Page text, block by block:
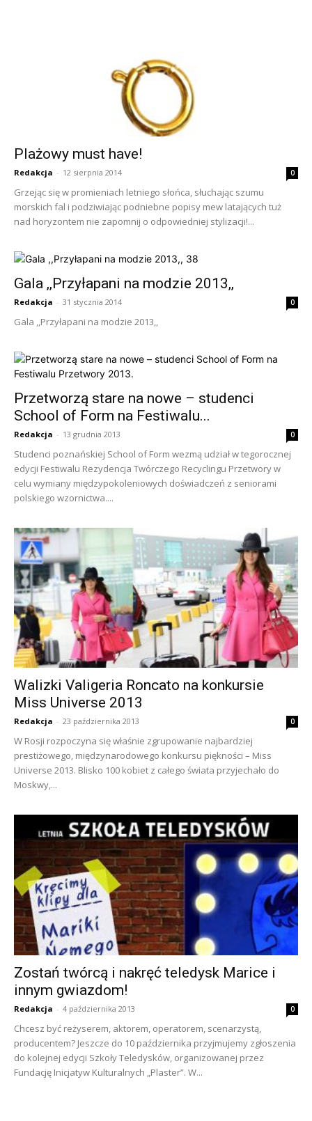
Plażowy must have!
Redakcja - 12 sierpnia 2014 0
Grzejąc się w promieniach letniego słońca, słuchając szumu
morskich fal i podziwiając podniebne popisy mew latających tuż
nad horyzontem nie zapomnij o odpowiedniej stylizacji!...
Gala ,,Przyłapani na modzie 2013,,
Redakcja - 31 stycznia 2014 0
Gala ,,Przyłapani na modzie 2013,,
Przetworzą stare na nowe – studenci
School of Form na Festiwalu...
Redakcja - 13 grudnia 2013 0
Studenci poznańskiej School of Form wezmą udział w tegorocznej
edycji Festiwalu Rezydencja Twórczego Recyclingu Przetwory w
celu wymiany międzypokoleniowych doświadczeń z seniorami
polskiego wzornictwa....
Walizki Valigeria Roncato na konkursie
Miss Universe 2013
Redakcja - 23 października 2013 0
W Rosji rozpoczyna się właśnie zgrupowanie najbardziej
prestiżowego, międzynarodowego konkursu piękności – Miss
Universe 2013. Blisko 100 kobiet z całego świata przyjechało do
Moskwy,...
Zostań twórcą i nakręć teledysk Marice i
innym gwiazdom!
Redakcja - 4 października 2013 0
Chcesz być reżyserem, aktorem, operatorem, scenarzystą,
producentem? Jeszcze do 10 października przyjmujemy zgłoszenia
do kolejnej edycji Szkoły Teledysków, organizowanej przez
Fundację Inicjatyw Kulturalnych „Plaster”. W...